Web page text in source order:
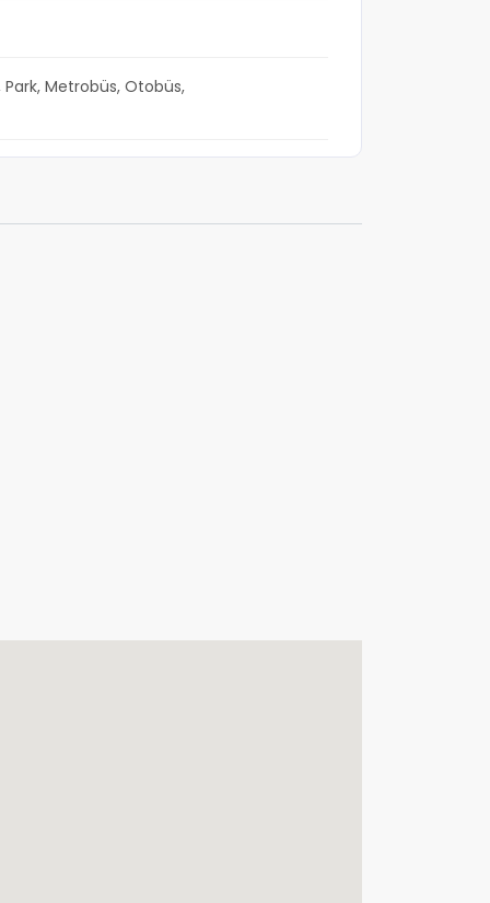
Park, Metrobüs, Otobüs,